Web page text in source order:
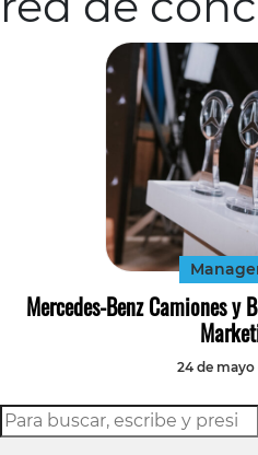
Mercedes-Benz Camiones y
24 de mayo